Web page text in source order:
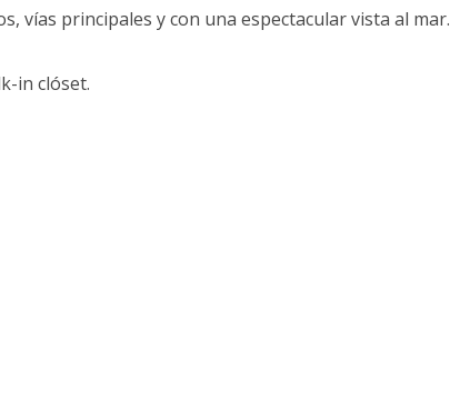
vías principales y con una espectacular vista al mar.
in clóset.